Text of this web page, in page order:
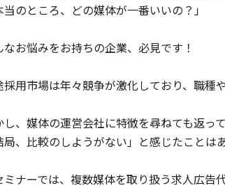
当のところ、どの媒体が一番いいの？」
なお悩みをお持ちの企業、必見です！
採用市場は年々競争が激化しており、職種
し、媒体の運営会社に特徴を尋ねても返っ
局、比較のしようがない」と感じたことは
ミナーでは、複数媒体を取り扱う求人広告